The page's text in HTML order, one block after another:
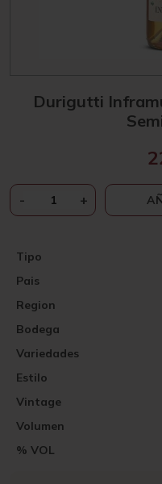
Durigutti
Pais
Vintage
Region
Volumen
Bodega
% VOL
Variedades
Tipo
Estilo
-DURIGUTTI
INFRAMUNDO
NARANJO
SEMILLÓN
2023
CANTIDAD
+